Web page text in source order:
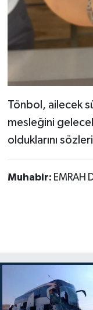
Tönbol, ailecek
mesleğini
olduklarını
Muhabir: EMRAH